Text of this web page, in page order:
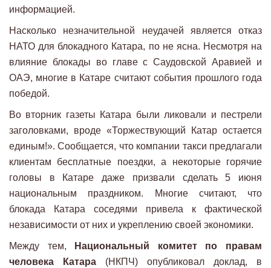
информацией.
Насколько незначительной неудачей является отказ
НАТО для блокадного Катара, по не ясна. Несмотря на
влияние блокады во главе с Саудовской Аравией и
ОАЭ, многие в Катаре считают события прошлого года
победой.
Во вторник газеты Катара были ликовали и пестрели
заголовками, вроде «Торжествующий Катар остается
единым!». Сообщается, что компании такси предлагали
клиентам бесплатные поездки, а некоторые горячие
головы в Катаре даже призвали сделать 5 июня
национальным праздником. Многие считают, что
блокада Катара соседями привела к фактической
независимости от них и укреплению своей экономики.
Между тем,
Национальный комитет по правам
человека Катара (НКПЧ) опубликовал доклад, в